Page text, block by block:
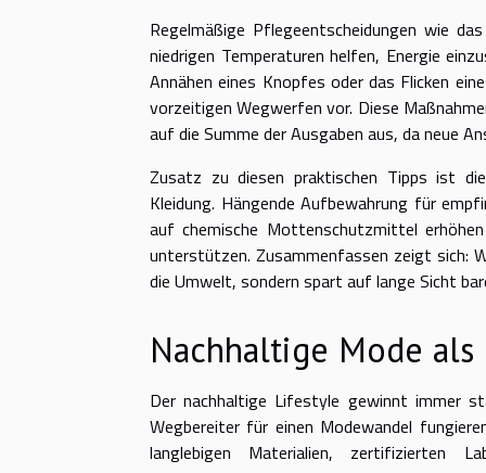
Regelmäßige Pflegeentscheidungen wie
niedrigen Temperaturen helfen, Energie
Annähen eines Knopfes oder das Flicken
vorzeitigen Wegwerfen vor. Diese
auf die Summe der Ausgaben aus, da neue
Zusatz zu diesen praktischen Tipps ist
Kleidung. Hängende Aufbewahrung für
auf chemische Mottenschutzmittel
unterstützen. Zusammenfassen zeigt sich:
die Umwelt, sondern spart auf lange Sicht
Nachhaltige Mode
Der nachhaltige Lifestyle gewinnt immer
Wegbereiter für einen Modewandel
langlebigen Materialien, zertifizierten